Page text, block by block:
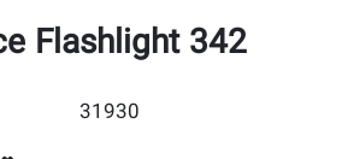
Flashlight 342
31930